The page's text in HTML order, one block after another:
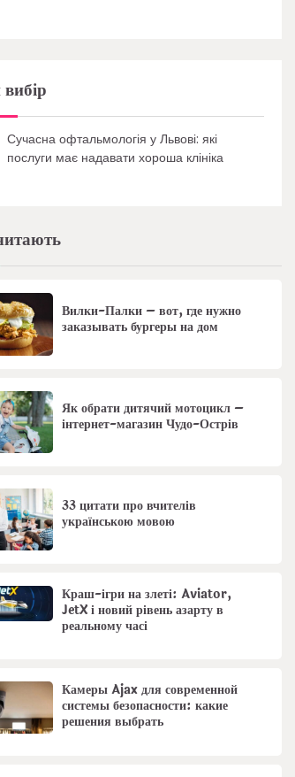
Сучасна офтальмологія у Львові: які
послуги має надавати хороша клініка
Вилки-Палки – вот, где нужно
заказывать бургеры на дом
Як обрати дитячий мотоцикл –
інтернет-магазин Чудо-Острів
33 цитати про вчителів
українською мовою
Краш-ігри на злеті: Aviator,
JetX і новий рівень азарту в
реальному часі
Камеры Ajax для современной
системы безопасности: какие
решения выбрать